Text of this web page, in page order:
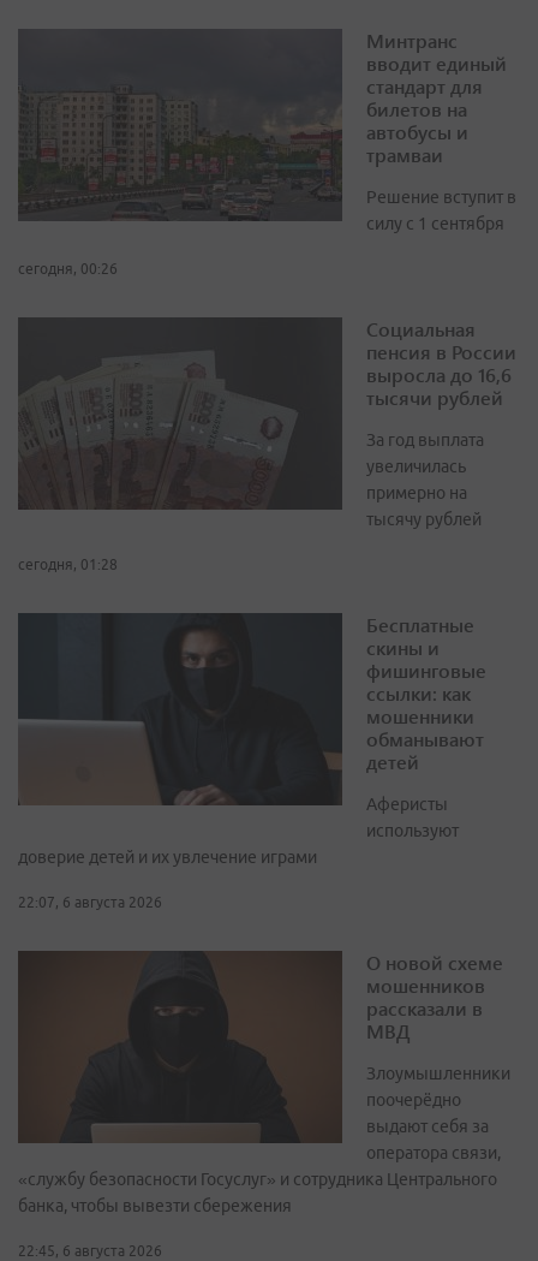
Минтранс
вводит единый
стандарт для
билетов на
автобусы и
трамваи
Решение вступит в
силу с 1 сентября
сегодня, 00:26
Социальная
пенсия в России
выросла до 16,6
тысячи рублей
За год выплата
увеличилась
примерно на
тысячу рублей
сегодня, 01:28
Бесплатные
скины и
фишинговые
ссылки: как
мошенники
обманывают
детей
Аферисты
используют
доверие детей и их увлечение играми
22:07, 6 августа 2026
О новой схеме
мошенников
рассказали в
МВД
Злоумышленники
поочерёдно
выдают себя за
оператора связи,
«службу безопасности Госуслуг» и сотрудника Центрального
банка, чтобы вывезти сбережения
22:45, 6 августа 2026